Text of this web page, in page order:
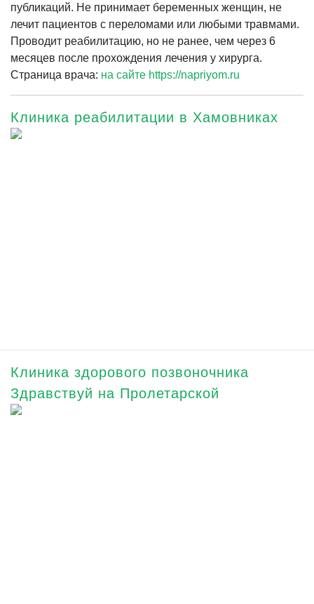
публикаций. Не принимает беременных женщин, не
лечит пациентов с переломами или любыми травмами.
Проводит реабилитацию, но не ранее, чем через 6
месяцев после прохождения лечения у хирурга.
Страница врача: на сайте https://napriyom.ru
Клиника реабилитации в Хамовниках
Клиника здорового позвоночника
Здравствуй на Пролетарской